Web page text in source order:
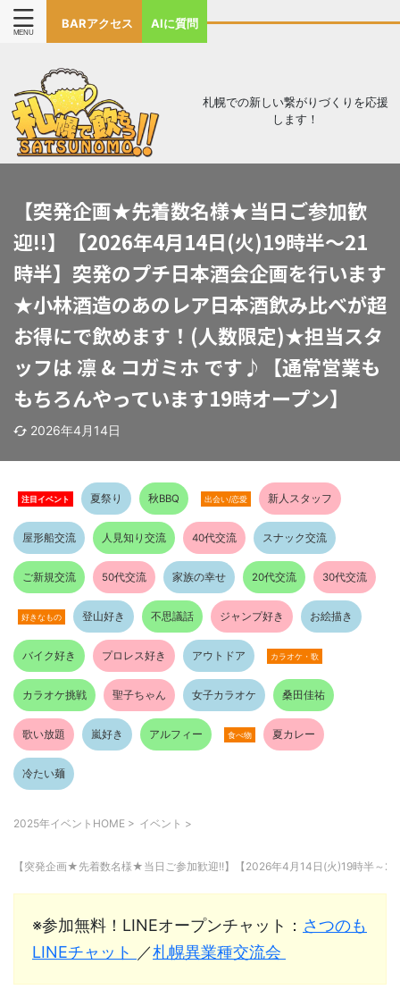
BARアクセス AIに質問
札幌での新しい繋がりづくりを応援
します！
【突発企画★先着数名様★当日ご参加歓
迎!!】【2026年4月14日(火)19時半～21
時半】突発のプチ日本酒会企画を行います
★小林酒造のあのレア日本酒飲み比べが超
お得にで飲めます！(人数限定)★担当スタ
ッフは 凛 & コガミホ です♪【通常営業も
もちろんやっています19時オープン】
2026年4月14日
注目イベント 夏祭り 秋BBQ 出会い/恋愛 新人スタッフ
屋形船交流 人見知り交流 40代交流 スナック交流
ご新規交流 50代交流 家族の幸せ 20代交流 30代交流
好きなもの 登山好き 不思議話 ジャンプ好き お絵描き
バイク好き プロレス好き アウトドア カラオケ・歌
カラオケ挑戦 聖子ちゃん 女子カラオケ 桑田佳祐
歌い放題 嵐好き アルフィー 食べ物 夏カレー
冷たい麺
2025年イベントHOME > イベント >
【突発企画★先着数名様★当日ご参加歓迎!!】【2026年4月14日(火)19時半～
※参加無料！LINEオープンチャット： さつのも
LINEチャット ／札幌異業種交流会